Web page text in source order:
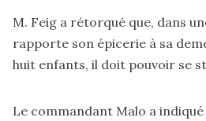
M. Feig a rétorqué que, dans
rapporte son épicerie à sa
huit enfants, il doit pouvoir se
Le commandant Malo a indiqué